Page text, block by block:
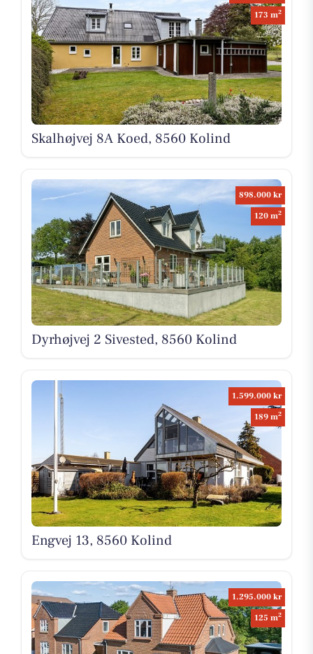
173 m2
Skalhøjvej 8A Koed, 8560 Kolind
898.000 kr
120 m2
Dyrhøjvej 2 Sivested, 8560 Kolind
1.599.000 kr
189 m2
Engvej 13, 8560 Kolind
1.295.000 kr
125 m2